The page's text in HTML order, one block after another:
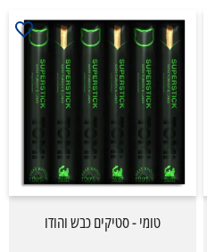
טומי - סטיקים כבש והודו